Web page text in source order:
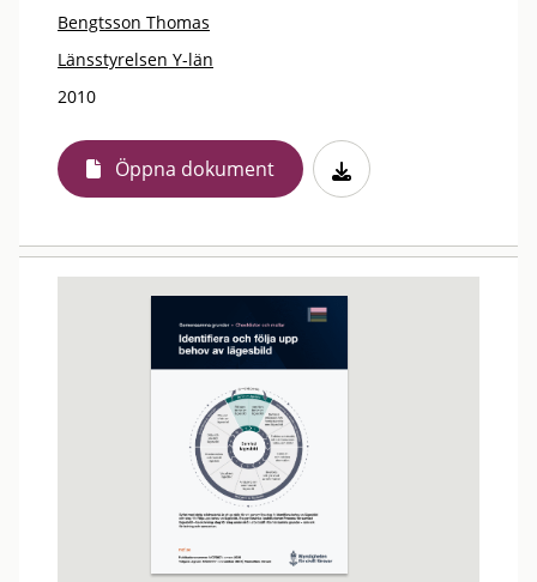
Bengtsson Thomas
Länsstyrelsen Y-län
2010
Öppna dokument